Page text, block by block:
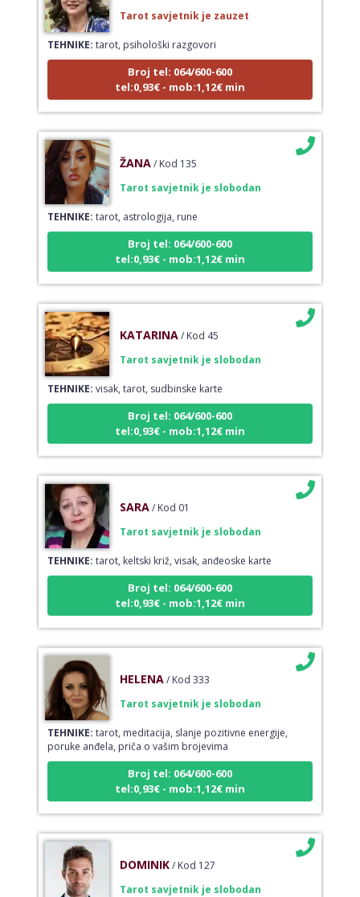
TEHNIKE:tarot, psihološki razgovori
Broj tel: 064/600-600
tel:0,93€ - mob:1,12€ min
TEHNIKE:tarot, astrologija, rune
Broj tel: 064/600-600
tel:0,93€ - mob:1,12€ min
TEHNIKE:visak, tarot, sudbinske karte
Broj tel: 064/600-600
tel:0,93€ - mob:1,12€ min
TEHNIKE:tarot, keltski križ, visak, anđeoske karte
Broj tel: 064/600-600
tel:0,93€ - mob:1,12€ min
TEHNIKE:tarot, meditacija, slanje pozitivne energije,
poruke anđela, priča o vašim brojevima
Broj tel: 064/600-600
tel:0,93€ - mob:1,12€ min